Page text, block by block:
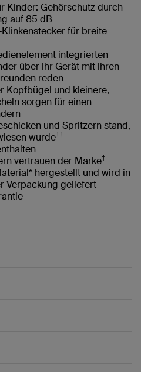
Kinder: Gehörschutz durch
auf 85 dB
für breite
integrierten
über ihr Gerät mit ihren
reden
Kopfbügel und kleinere,
sorgen für einen
und Spritzern stand,
wurde††
vertrauen der Marke†
hergestellt und wird in
Verpackung geliefert